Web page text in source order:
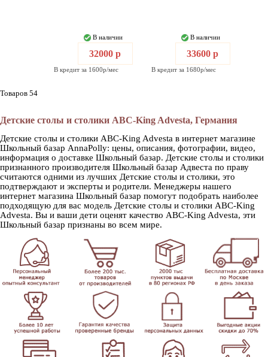
В наличии
32000 р
В кредит за 1600р/мес
В наличии
33600 р
В кредит за 1680р/мес
Товаров 54
Детские столы и столики ABC-King Advesta, Германия
Детские столы и столики ABC-King Advesta в интернет магазине
Школьный базар AnnaPolly: цены, описания, фотографии, видео,
информация о доставке Школьный базар. Детские столы и столики
признанного производителя Школьный базар Адвеста по праву
считаются одними из лучших Детские столы и столики, это
подтверждают и эксперты и родители. Менеджеры нашего
интернет магазина Школьный базар помогут подобрать наиболее
подходящую для вас модель Детские столы и столики ABC-King
Advesta. Вы и ваши дети оценят качество ABC-King Advesta, эти
Школьный базар признаны во всем мире.